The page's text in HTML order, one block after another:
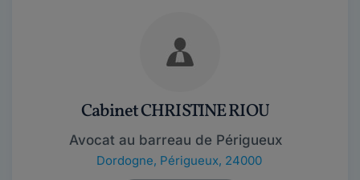
Cabinet CHRISTINE RIOU
Avocat au barreau de Périgueux
Dordogne, Périgueux, 24000